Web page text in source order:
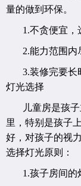
量的做到环保。
1.不贪便宜，
2.能力范围内
3.装修完要长
灯光选择
儿童房是孩
里，特别是孩子
好，对孩子的视
选择灯光原则：
1.孩子房间的